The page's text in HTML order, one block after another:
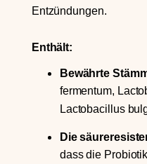
Entzündungen.
Enthält:
Bewährte
fermentum,
Lactobacillus
Die
dass die